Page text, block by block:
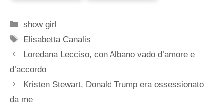
Categorie
show girl
Tag
Elisabetta Canalis
Loredana Lecciso, con Albano vado d’amore e
d’accordo
Kristen Stewart, Donald Trump era ossessionato
da me